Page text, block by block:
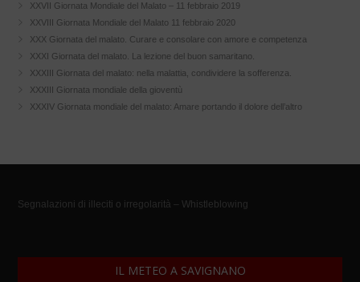
XXVII Giornata Mondiale del Malato – 11 febbraio 2019
XXVIII Giornata Mondiale del Malato 11 febbraio 2020
XXX Giornata del malato. Curare e consolare con amore e competenza
XXXI Giornata del malato. La lezione del buon samaritano.
XXXIII Giornata del malato: nella malattia, condividere la sofferenza.
XXXIII Giornata mondiale della gioventù
XXXIV Giornata mondiale del malato: Amare portando il dolore dell’altro
Segnalazioni di illeciti o irregolarità – Whistleblowing
IL METEO A SAVIGNANO